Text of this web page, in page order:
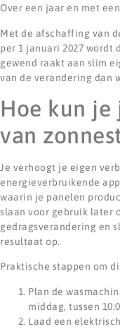
Over een jaar en met
Met de afschaffing van
per 1 januari 2027 wordt
gewend raakt aan slim
van de verandering dan
Hoe kun je
van
Je verhoogt je eigen
energieverbruikende
waarin je panelen
slaan voor gebruik later
gedragsverandering en
resultaat op.
Praktische stappen om
Plan de
middag, tussen
Laad een